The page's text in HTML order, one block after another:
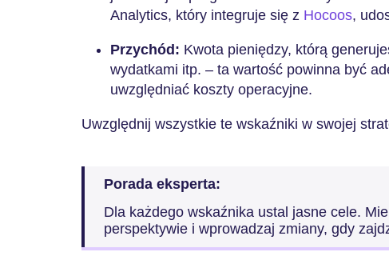
Analytics, który integruje się z Hocoos,
Przychód: Kwota pieniędzy, którą
wydatkami itp. – ta wartość powinna być
uwzględniać koszty operacyjne.
Uwzględnij wszystkie te wskaźniki w swojej
Porada eksperta:
Dla każdego wskaźnika ustal jasne cele.
perspektywie i wprowadzaj zmiany, gdy